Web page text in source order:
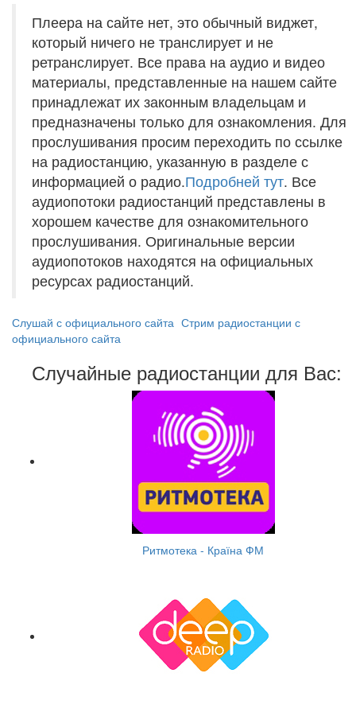
Плеера на сайте нет, это обычный виджет,
который ничего не транслирует и не
ретранслирует. Все права на аудио и видео
материалы, представленные на нашем сайте
принадлежат их законным владельцам и
предназначены только для ознакомления. Для
прослушивания просим переходить по ссылке
на радиостанцию, указанную в разделе с
информацией о радио.Подробней тут. Все
аудиопотоки радиостанций представлены в
хорошем качестве для ознакомительного
прослушивания. Оригинальные версии
аудиопотоков находятся на официальных
ресурсах радиостанций.
Слушай с официального сайта Стрим радиостанции с
официального сайта
Случайные радиостанции для Вас:
Ритмотека - Країна ФМ